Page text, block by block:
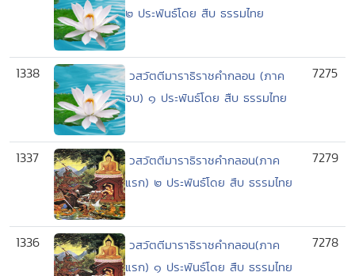
๒ ประพันธ์โดย สืบ ธรรมไทย
1338
วสวัตตีมาราธิราชคำกลอน (ภาค
จบ) ๑ ประพันธ์โดย สืบ ธรรมไทย
7275
1337
วสวัตตีมาราธิราชคำกลอน(ภาค
แรก) ๒ ประพันธ์โดย สืบ ธรรมไทย
7279
1336
วสวัตตีมาราธิราชคำกลอน(ภาค
แรก) ๑ ประพันธ์โดย สืบ ธรรมไทย
7278